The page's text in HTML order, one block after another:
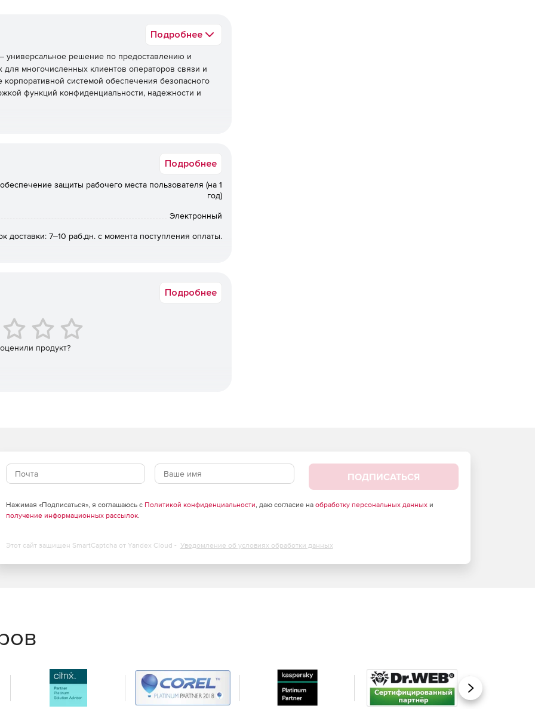
Подробнее
– универсальное решение по предоставлению и
многочисленных клиентов операторов связи и
системой обеспечения безопасного
функций конфиденциальности, надежности и
через Интернет, который позволяет
план, наличие доступного дискового пространства и
Подробнее
защиты рабочего места пользователя (на 1
год)
Электронный
доставки: 7‒10 раб.дн. с момента поступления оплаты.
Подробнее
продукт?
ПОДПИСАТЬСЯ
Нажимая «Подписаться», я соглашаюсь с Политикой конфиденциальности, даю согласие на обработку персональных данныхи
получение информационных рассылок.
Этот сайт защищен SmartCaptcha от Yandex Cloud - Уведомление об условиях обработки данных
Вперед